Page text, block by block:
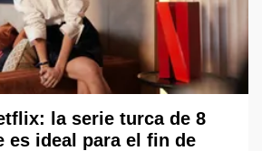
la serie turca de 8
es ideal para el fin de